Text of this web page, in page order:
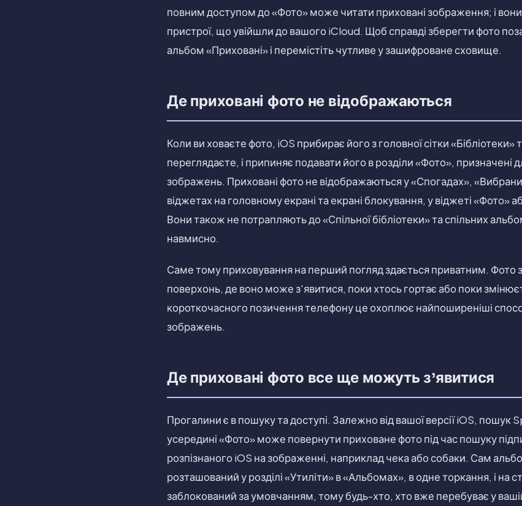
повним доступом до «Фото» може читати приховані зображення; і вони
пристрої, що увійшли до вашого iCloud. Щоб справді зберегти фото
альбом «Приховані» і перемістіть чутливе у зашифроване сховище.
Де приховані фото не відображаються
Коли ви ховаєте фото, iOS прибирає його з головної сітки «Бібліотеки»
переглядаєте, і припиняє подавати його в розділи «Фото», призначені
зображень. Приховані фото не відображаються у «Спогадах»,
віджетах на головному екрані та екрані блокування, у віджеті «Фото»
Вони також не потрапляють до «Спільної бібліотеки» та спільних
навмисно.
Саме тому приховування на перший погляд здається приватним. Фото
поверхонь, де воно може з'явитися, поки хтось гортає або поки
короткочасного позичення телефону це охоплює найпоширеніші
зображень.
Де приховані фото все ще можуть з'явитися
Прогалини є в пошуку та доступі. Залежно від вашої версії iOS,
усередині «Фото» може повернути приховане фото під час пошуку
розпізнаного iOS на зображенні, наприклад чека або собаки. Сам
розташований у розділі «Утиліти» в «Альбомах», в одне торкання, і на
заблокований за умовчанням, тому будь-хто, хто вже перебуває у